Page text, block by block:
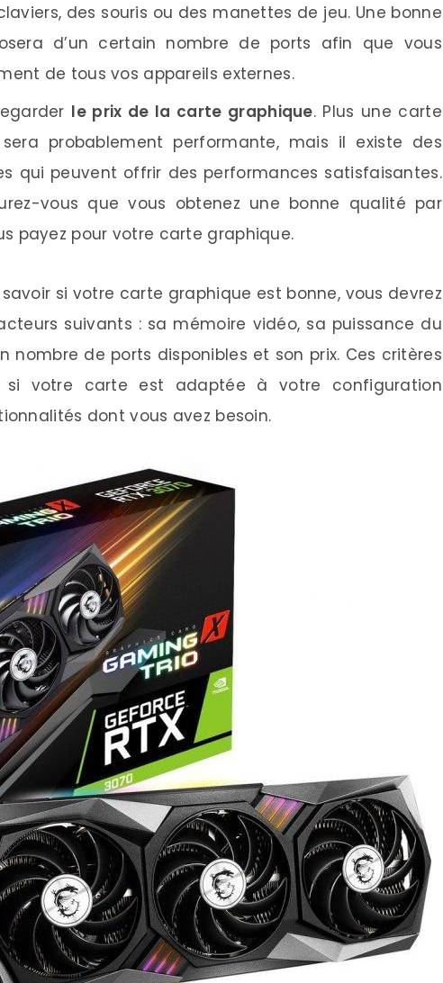
des souris ou des manettes de jeu. Une bonne
d’un certain nombre de ports afin que vous
de tous vos appareils externes.
le prix de la carte graphique. Plus une carte
probablement performante, mais il existe des
qui peuvent offrir des performances satisfaisantes.
vous que vous obtenez une bonne qualité par
payez pour votre carte graphique.
savoir si votre carte graphique est bonne, vous devrez
suivants : sa mémoire vidéo, sa puissance du
nombre de ports disponibles et son prix. Ces critères
votre carte est adaptée à votre configuration
dont vous avez besoin.